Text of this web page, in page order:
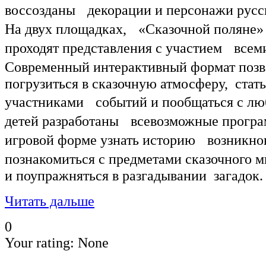
воссозданы декорации и персонажи
На двух площадках, «Сказочной поляне»
проходят представления с участием
Современный интерактивный формат
погрузиться в сказочную атмосферу,
участниками событий и пообщаться с
детей разработаны всевозможные
игровой форме узнать историю
познакомиться с предметами сказочного
и поупражняться в разгадывании загадок.
Читать дальше
0
Your rating: None